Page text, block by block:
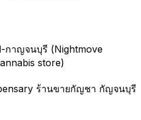
าญจนบุรี (Nightmove
store)
ร้านขายกัญชา กัญจนบุรี